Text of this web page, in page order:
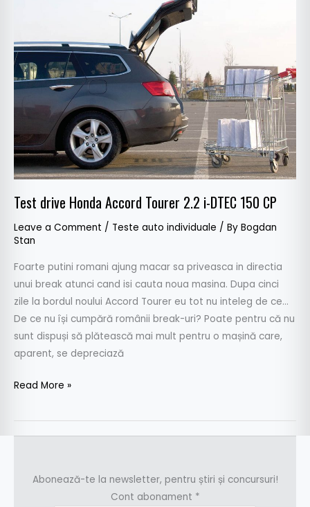
Test drive Honda Accord Tourer 2.2 i-DTEC 150 CP
Leave a Comment / Teste auto individuale / By Bogdan
Stan
Foarte putini romani ajung macar sa priveasca in directia
unui break atunci cand isi cauta noua masina. Dupa cinci
zile la bordul noului Accord Tourer eu tot nu inteleg de ce…
De ce nu își cumpără românii break-uri? Poate pentru că nu
sunt dispuși să plătească mai mult pentru o mașină care,
aparent, se depreciază
Accord
Tourer
2.2
DTEC
150
CP
Read More »
Abonează-te la newsletter, pentru știri și concursuri!
Cont abonament *